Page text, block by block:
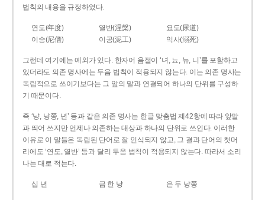
법칙의 내용을 규정하였다.
연도(年度) 열반(涅槃)
요도(尿道)
이승(尼僧)
이공(泥工) 익사(溺死)
그런데 여기에는 예외가 있다. 한자어 음절이 ‘녀, 뇨, 뉴, 니’를 포함하고
있더라도 의존 명사에는 두음 법칙이 적용되지 않는다. 이는 의존 명사는
독립적으로 쓰이기보다는 그 앞의 말과 연결되어 하나의 단위를 구성하
기 때문이다.
즉 ‘냥, 냥쭝, 년’ 등과 같은 의존 명사는 한글 맞춤법 제42항에 따라 앞말
과 띄어 쓰지만 언제나 의존하는 대상과 하나의 단위로 쓰인다. 이러한
이유로 이 말들은 독립된 단어로 잘 인식되지 않고, 그 결과 단어의 첫머
리에도 ‘연도, 열반’ 등과 달리 두음 법칙이 적용되지 않는다. 따라서 소리
나는 대로 적는다.
십 년 금 한 냥 은 두 냥쭝